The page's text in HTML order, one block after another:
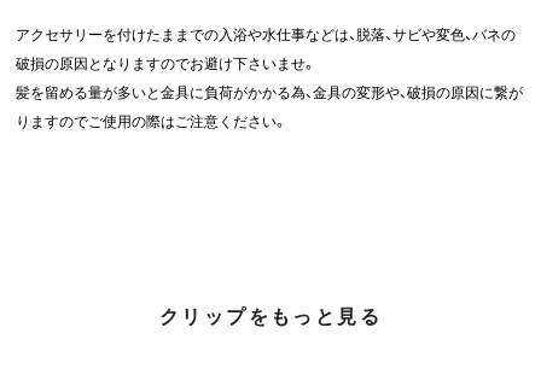
アクセサリーを付けたままでの入浴や水仕事などは、脱落、サビや変色、バネの
破損の原因となりますのでお避け下さいませ。
髪を留める量が多いと金具に負荷がかかる為、金具の変形や、破損の原因に繋が
りますのでご使用の際はご注意ください。
クリップをもっと見る